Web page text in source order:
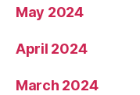
May 2024
April 2024
March 2024